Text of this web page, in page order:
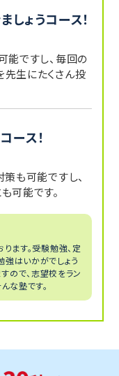
しょうコース！
能ですし、毎回の
生にたくさん投
ース！
も可能ですし、
可能です。
ます。受験勉強、定
強はいかがでしょう
ので、志望校をラン
な塾です。